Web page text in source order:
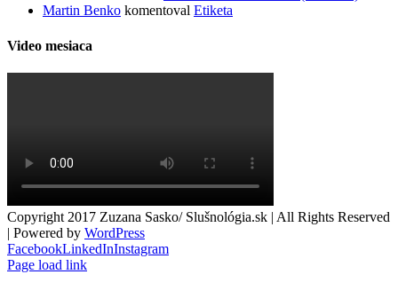
Martin Benko komentoval Etiketa
Video mesiaca
Copyright 2017 Zuzana Sasko/ Slušnológia.sk | All Rights Reserved
| Powered by WordPress
FacebookLinkedInInstagram
Page load link